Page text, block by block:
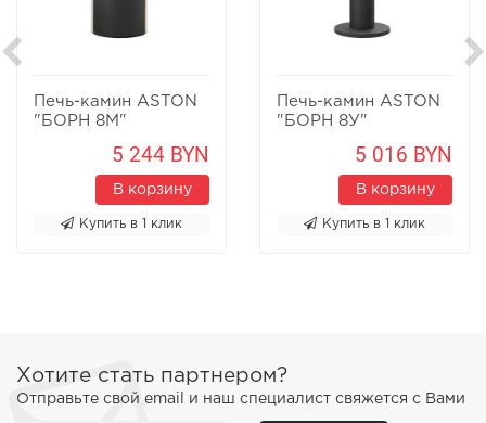
Печь-камин ASTON
"БОРН 8М"
5 244 BYN
В корзину
Купить в 1 клик
Печь-камин ASTON
"БОРН 8У"
5 016 BYN
В корзину
Купить в 1 клик
Хотите стать партнером?
Отправьте свой email и наш специалист свяжется с Вами